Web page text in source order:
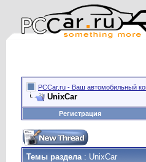
PCCar.ru - Ваш автомобильный
UnixCar
Регистрация
Темы раздела: UnixCar